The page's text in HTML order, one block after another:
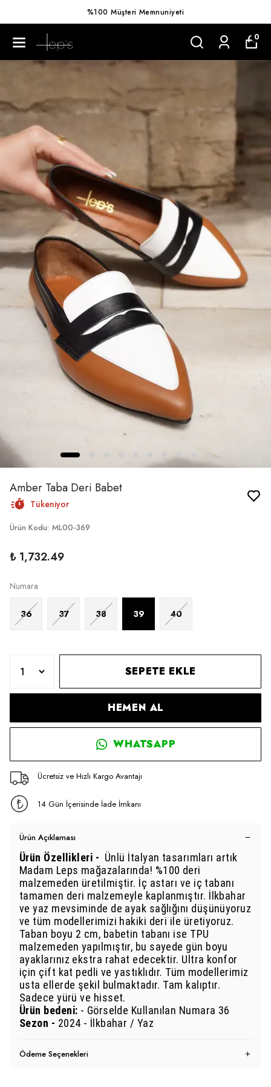
%100 Müşteri Memnuniyeti
0
Amber Taba Deri Babet
Tükeniyor
Ürün Kodu: ML00-369
₺ 1,732.49
Numara
36 37 38 39 40
SEPETE EKLE
HEMEN AL
WHATSAPP
Ücretsiz ve Hızlı Kargo Avantajı
14 Gün İçerisinde İade İmkanı
Ürün Açıklaması
Ürün Özellikleri - Ünlü İtalyan tasarımları artık
Madam Leps mağazalarında! %100 deri
malzemeden üretilmiştir. İç astarı ve iç tabanı
tamamen deri malzemeyle kaplanmıştır. İlkbahar
ve yaz mevsiminde de ayak sağlığını düşünüyoruz
ve tüm modellerimizi hakiki deri ile üretiyoruz.
Taban boyu 2 cm, babetin tabanı ise TPU
malzemeden yapılmıştır, bu sayede gün boyu
ayaklarınız ekstra rahat edecektir. Ultra konfor
için çift kat pedli ve yastıklıdır. Tüm modellerimiz
usta ellerde şekil bulmaktadır. Tam kalıptır.
Sadece yürü ve hisset.
Ürün bedeni: - Görselde Kullanılan Numara 36
Sezon - 2024 - İlkbahar / Yaz
Ödeme Seçenekleri